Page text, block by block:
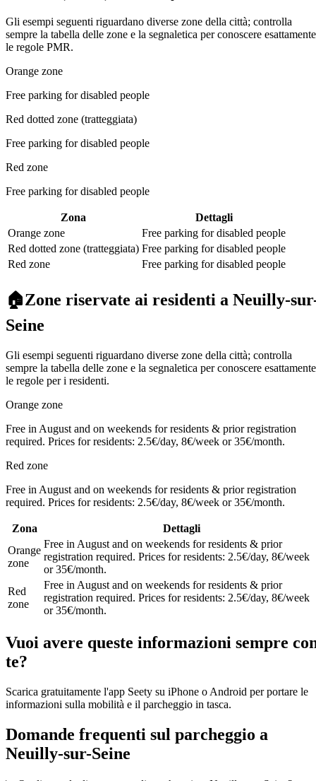
Gli esempi seguenti riguardano diverse zone della città; controlla
sempre la tabella delle zone e la segnaletica per conoscere esattamente
le regole PMR.
Orange zone
Free parking for disabled people
Red dotted zone (tratteggiata)
Free parking for disabled people
Red zone
Free parking for disabled people
Zona
Dettagli
Orange zone
Free parking for disabled people
Red dotted zone (tratteggiata) Free parking for disabled people
Red zone
Free parking for disabled people
🏠Zone riservate ai residenti a Neuilly-
Seine
Gli esempi seguenti riguardano diverse zone della città; controlla
sempre la tabella delle zone e la segnaletica per conoscere esattamente
le regole per i residenti.
Orange zone
Free in August and on weekends for residents & prior registration
required. Prices for residents: 2.5€/day, 8€/week or 35€/month.
Red zone
Free in August and on weekends for residents & prior registration
required. Prices for residents: 2.5€/day, 8€/week or 35€/month.
Zona
Dettagli
Orange
zone
Free in August and on weekends for residents & prior
registration required. Prices for residents: 2.5€/day, 8€/week
or 35€/month.
Red
zone
Free in August and on weekends for residents & prior
registration required. Prices for residents: 2.5€/day, 8€/week
or 35€/month.
Vuoi avere queste informazioni sempre
te?
Scarica gratuitamente l'app Seety su iPhone o Android per portare le
informazioni sulla mobilità e il parcheggio in tasca.
Domande frequenti sul parcheggio a
Neuilly-sur-Seine